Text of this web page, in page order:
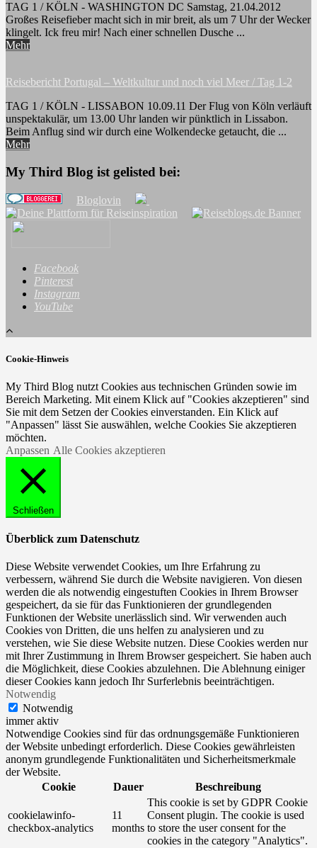
TAG 1 / KÖLN - WASHINGTON DC Samstag, 21.04.2012
Großes Reisefieber macht sich in mir breit, als um 7 Uhr der Wecker
klingelt. Ick freu mir! Nach einer schnellen Dusche ...
Mehr
Reisebericht Portugal – Weltkultur und noch viel Meer / Tag 1-2
TAG 1 / KÖLN - LISSABON 10.09.11 Der Flug von Köln verläuft
unspektakulär, um 13.00 Uhr landen wir pünktlich in Lissabon.
Beim Anflug sind wir durch eine Wolkendecke getaucht, die ...
Mehr
My Third Blog ist gelisted bei:
Bloglovin
Facebook
Pinterest
Instagram
YouTube
Cookie-Hinweis
My Third Blog nutzt Cookies aus technischen Gründen sowie im
Bereich Marketing. Mit einem Klick auf "Cookies akzeptieren" sind
Sie mit dem Setzen der Cookies einverstanden. Ein Klick auf
"Anpassen" lässt Sie auswählen, welche Cookies Sie akzeptieren
möchten.
Anpassen Alle Cookies akzeptieren
Schließen
Überblick zum Datenschutz
Diese Website verwendet Cookies, um Ihre Erfahrung zu
verbessern, während Sie durch die Website navigieren. Von diesen
werden die als notwendig eingestuften Cookies in Ihrem Browser
gespeichert, da sie für das Funktionieren der grundlegenden
Funktionen der Website unerlässlich sind. Wir verwenden auch
Cookies von Dritten, die uns helfen zu analysieren und zu
verstehen, wie Sie diese Website nutzen. Diese Cookies werden nur
mit Ihrer Zustimmung in Ihrem Browser gespeichert. Sie haben auch
die Möglichkeit, diese Cookies abzulehnen. Die Ablehnung einiger
dieser Cookies kann jedoch Ihr Surferlebnis beeinträchtigen.
Notwendig
Notwendig
immer aktiv
Notwendige Cookies sind für das ordnungsgemäße Funktionieren
der Website unbedingt erforderlich. Diese Cookies gewährleisten
anonym grundlegende Funktionalitäten und Sicherheitsmerkmale
der Website.
Cookie
Dauer Beschreibung
cookielawinfo-
checkbox-analytics
11
months
This cookie is set by GDPR Cookie
Consent plugin. The cookie is used
to store the user consent for the
cookies in the category "Analytics".